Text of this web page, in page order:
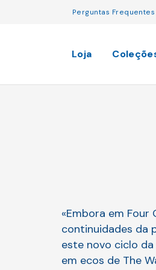
Perguntas Frequentes
Loja
«Embora em Four
continuidades da
este novo ciclo
em ecos de The